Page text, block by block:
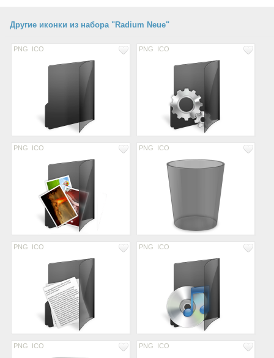
Другие иконки из набора "Radium Neue"
PNG ICO PNG ICO
PNG ICO PNG ICO
PNG ICO PNG ICO
PNG ICO PNG ICO